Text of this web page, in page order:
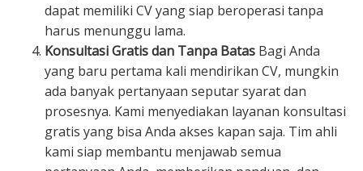
dapat memiliki CV yang siap beroperasi tanpa
harus menunggu lama.
Konsultasi Gratis dan Tanpa Batas Bagi Anda
yang baru pertama kali mendirikan CV, mungkin
ada banyak pertanyaan seputar syarat dan
prosesnya. Kami menyediakan layanan konsultasi
gratis yang bisa Anda akses kapan saja. Tim ahli
kami siap membantu menjawab semua